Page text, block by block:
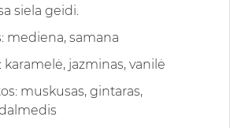
siela geidi.
mediena, samana
jazminas, vanilė
muskusas, gintaras,